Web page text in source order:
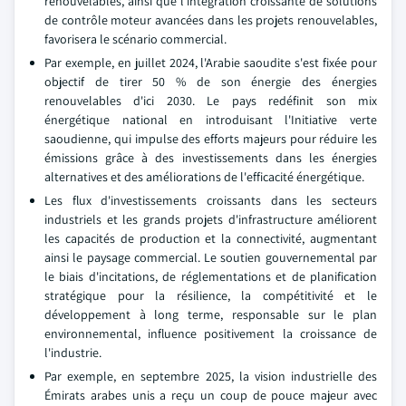
de contrôle moteur avancées dans les projets renouvelables,
favorisera le scénario commercial.
Par exemple, en juillet 2024, l'Arabie saoudite s'est fixée pour
objectif de tirer 50 % de son énergie des énergies
renouvelables d'ici 2030. Le pays redéfinit son mix
énergétique national en introduisant l'Initiative verte
saoudienne, qui impulse des efforts majeurs pour réduire les
émissions grâce à des investissements dans les énergies
alternatives et des améliorations de l'efficacité énergétique.
Les flux d'investissements croissants dans les secteurs
industriels et les grands projets d'infrastructure améliorent
les capacités de production et la connectivité, augmentant
ainsi le paysage commercial. Le soutien gouvernemental par
le biais d'incitations, de réglementations et de planification
stratégique pour la résilience, la compétitivité et le
développement à long terme, responsable sur le plan
environnemental, influence positivement la croissance de
l'industrie.
Par exemple, en septembre 2025, la vision industrielle des
Émirats arabes unis a reçu un coup de pouce majeur avec